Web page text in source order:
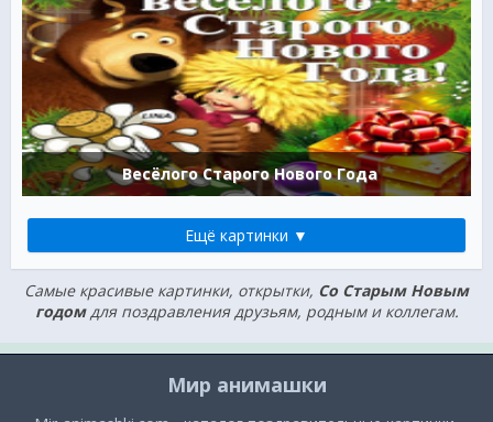
Весёлого Старого Нового Года
Ещё картинки ▼
Самые красивые картинки, открытки, Cо Старым Новым
годомдля поздравления друзьям, родным и коллегам.
Мир анимашки